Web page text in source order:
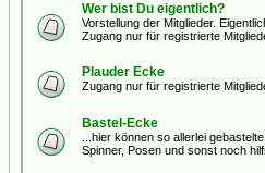
Wer bist Du eigentlich?
Vorstellung der Mitglieder.
Zugang nur für registrierte
Plauder Ecke
Zugang nur für registrierte
Bastel-Ecke
...hier können so allerlei
Spinner, Posen und sonst noch